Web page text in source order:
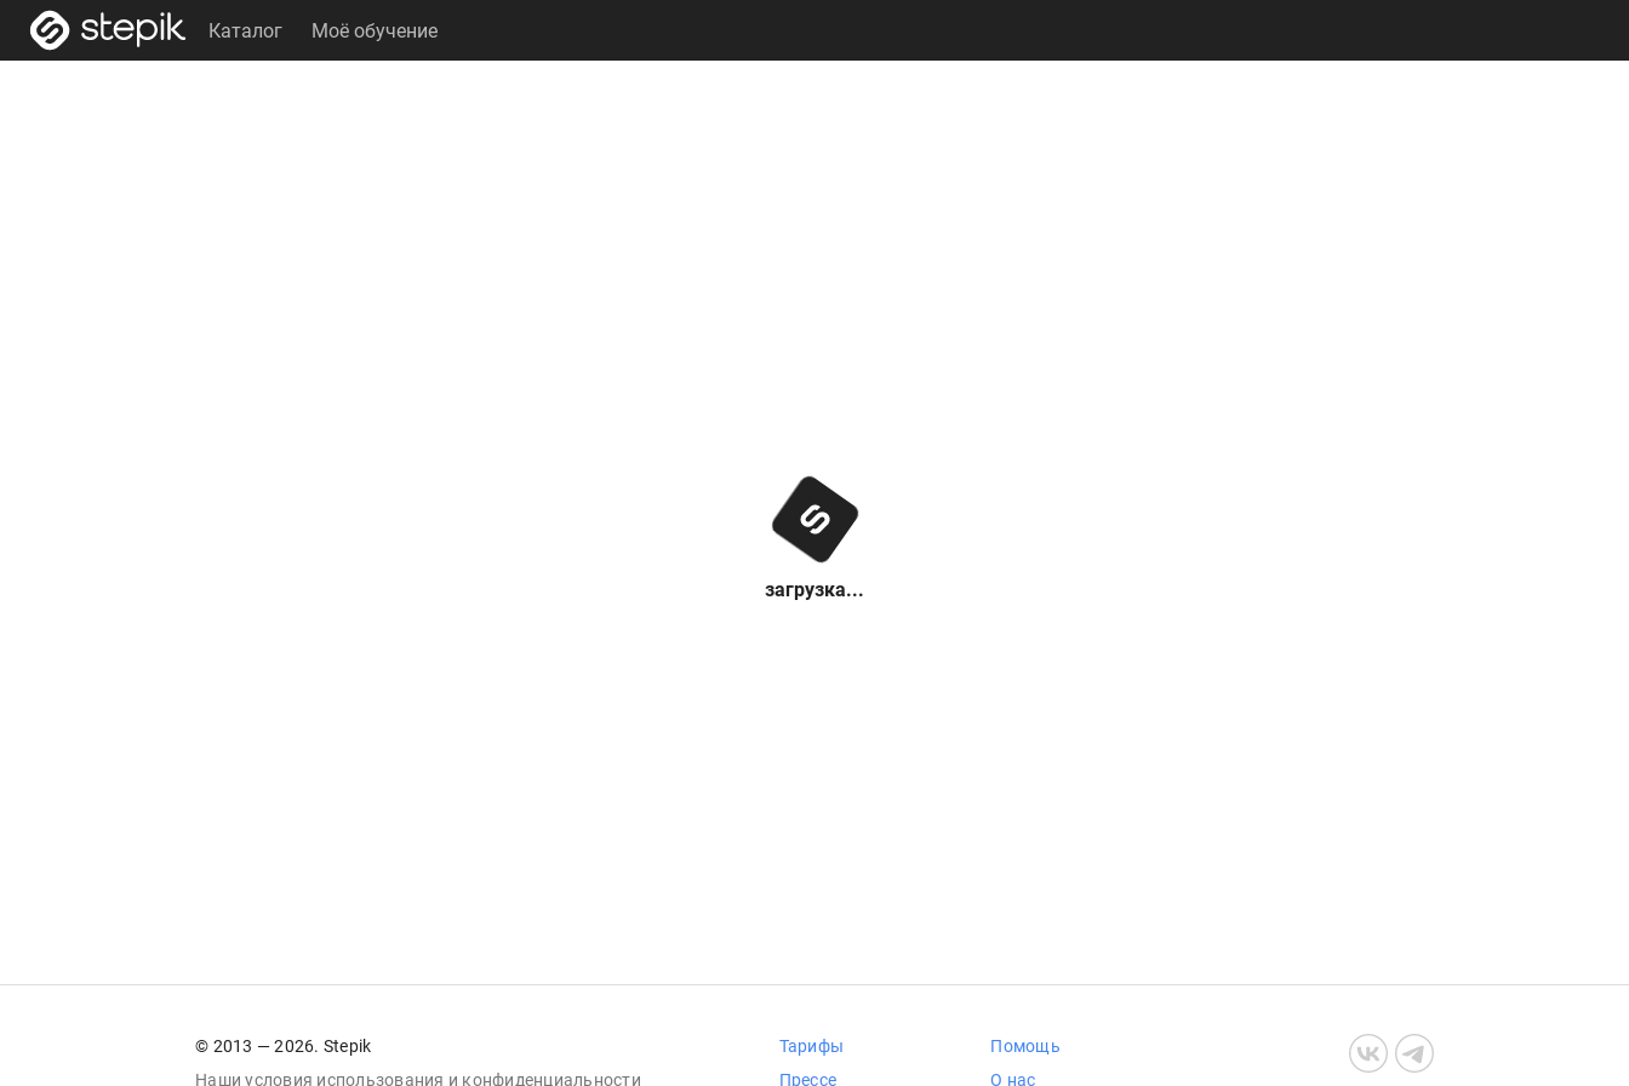
Каталог Моё обучение
загрузка...
© 2013 — 2026. Stepik
Наши условия использования и конфиденциальности
Тарифы
Прессе
Помощь
О нас